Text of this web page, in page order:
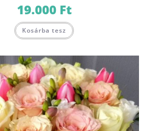
19.000 Ft
Kosárba tesz